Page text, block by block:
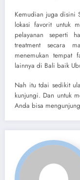
Kemudian juga disini
lokasi favorit untuk
pelayanan seperti
treatment secara
menemukan
lainnya di Bali baik
Nah itu tdai sedikit
kunjungi. Dan untuk
Anda bisa